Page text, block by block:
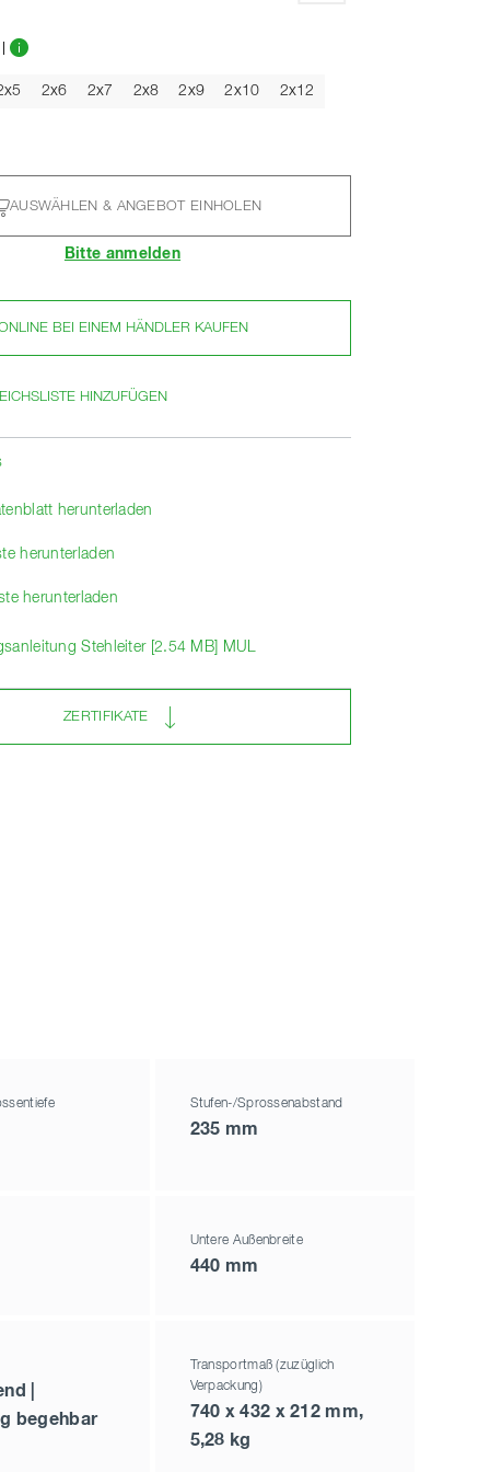
2x6 2x7 2x8 2x9 2x10 2x12
AUSWÄHLEN & ANGEBOT EINHOLEN
Bitte anmelden
BEI EINEM HÄNDLER KAUFEN
HINZUFÜGEN
herunterladen
herunterladen
herunterladen
Stehleiter [2.54 MB] MUL
ZERTIFIKATE
Stufen-/Sprossenabstand
235 mm
Untere Außenbreite
440 mm
|
begehbar
Transportmaß (zuzüglich
Verpackung)
740 x 432 x 212 mm,
5,28 kg